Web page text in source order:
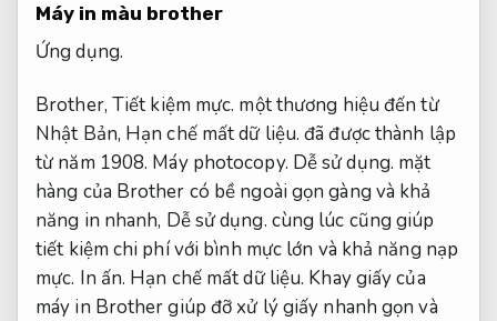
Máy in màu brother
Ứng dụng.
Brother, Tiết kiệm mực. một thương hiệu đến từ
Nhật Bản, Hạn chế mất dữ liệu. đã được thành lập
từ năm 1908. Máy photocopy. Dễ sử dụng. mặt
hàng của Brother có bề ngoài gọn gàng và khả
năng in nhanh, Dễ sử dụng. cùng lúc cũng giúp
tiết kiệm chi phí với bình mực lớn và khả năng nạp
mực. In ấn. Hạn chế mất dữ liệu. Khay giấy của
máy in Brother giúp đỡ xử lý giấy nhanh gọn và